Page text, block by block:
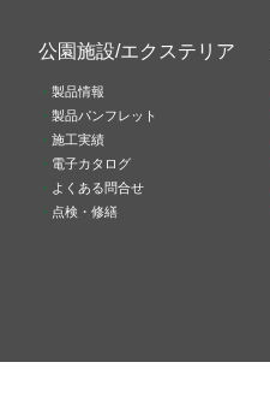
公園施設/エクステリア
製品情報
製品パンフレット
施工実績
電子カタログ
よくある問合せ
点検・修繕